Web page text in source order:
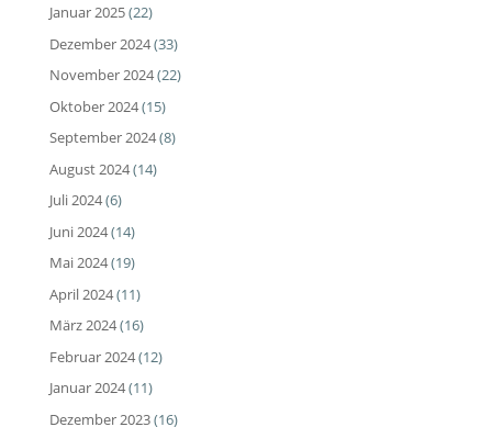
Januar 2025(22)
Dezember 2024(33)
November 2024(22)
Oktober 2024(15)
September 2024(8)
August 2024(14)
Juli 2024(6)
Juni 2024(14)
Mai 2024(19)
April 2024(11)
März 2024(16)
Februar 2024(12)
Januar 2024(11)
Dezember 2023(16)